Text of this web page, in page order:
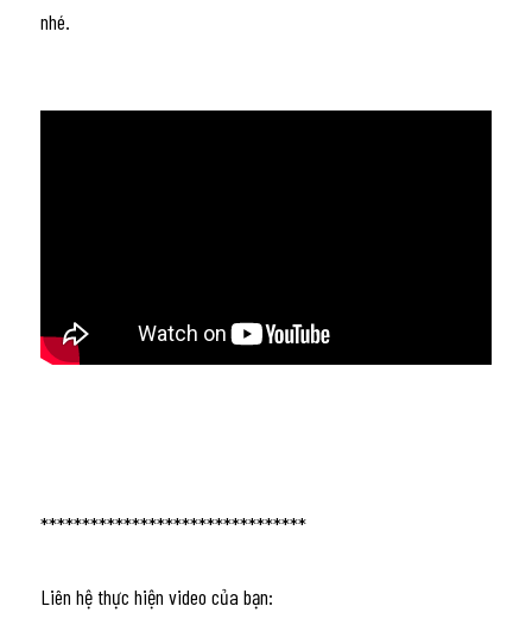
nhé.
********************************
Liên hệ thực hiện video của bạn: